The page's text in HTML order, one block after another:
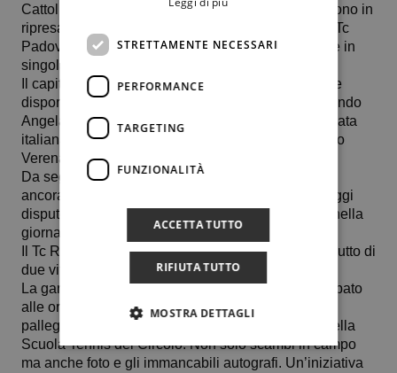
Cattolica all’Accademia di Galimberti, e Fetecau sono in
ripresa dopo che domenica 10 novembre contro il Tc
Padova sono state costrette al ritiro rispettivamente in
singolare e nel doppio.
Il capitano del team altoatesino invece potrà invece
disporre della spagnola 25enne numero 240 al mondo
Angela Maria Fita Boluda, della tedesca naturalizzata
italiana Silvia Ambrosio e delle due atlete del vivaio
Verena Meliss e Lara Pfeifer.
Da segnalare che sia Pedone che Ambrosio sono
ancora in gara al 25.000 dollari di Solarino dove oggi
disputeranno i quarti di finale. La finale è prevista nella
giornata di domenica 17 novembre.
Il Tc Rungg nel suo girone ha totalizzato 10 punti frutto di
due vittorie e quattro pareggi.
La gara di domenica avrà un piacevole prologo sabato
alle ore 15 quando le giocatrici della squadra
palleggeranno sul campo centrale con gli allievi della
Scuola Tennis del Circolo. Non solo scambi in campo
ma anche foto e gli immancabili autografi. Un’iniziativa
STRETTAMENTE NECESSARI
PERFORMANCE
TARGETING
FUNZIONALITÀ
ACCETTA TUTTO
RIFIUTA TUTTO
MOSTRA DETTAGLI